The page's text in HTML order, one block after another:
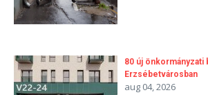
80 új önkormányzati
Erzsébetvárosban
aug 04, 2026